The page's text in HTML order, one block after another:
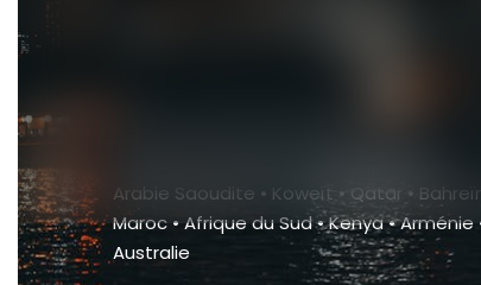
Arabie Saoudite • Koweït • Qatar •
Maroc • Afrique du Sud • Kenya •
Australie